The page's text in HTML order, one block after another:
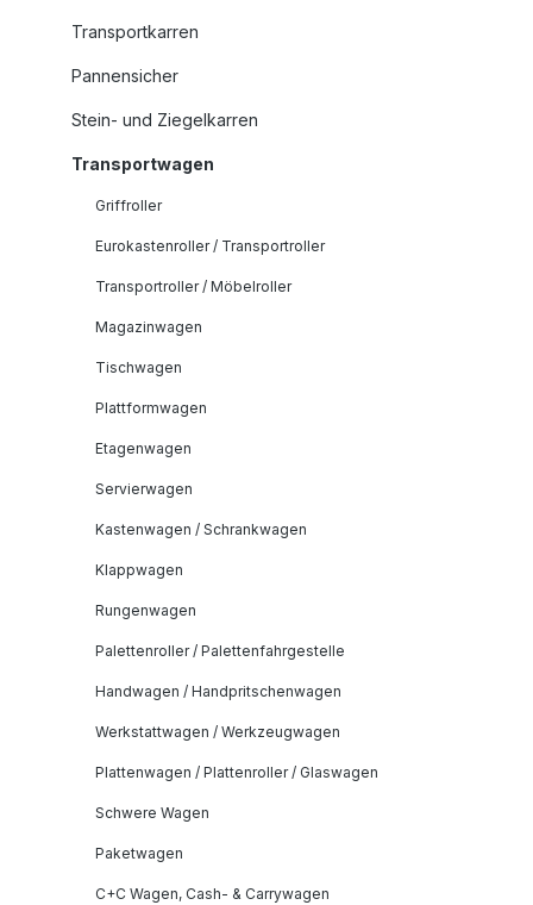
Transportkarren
Pannensicher
Stein- und Ziegelkarren
Transportwagen
Griffroller
Eurokastenroller / Transportroller
Transportroller / Möbelroller
Magazinwagen
Tischwagen
Plattformwagen
Etagenwagen
Servierwagen
Kastenwagen / Schrankwagen
Klappwagen
Rungenwagen
Palettenroller / Palettenfahrgestelle
Handwagen / Handpritschenwagen
Werkstattwagen / Werkzeugwagen
Plattenwagen / Plattenroller / Glaswagen
Schwere Wagen
Paketwagen
C+C Wagen, Cash- & Carrywagen